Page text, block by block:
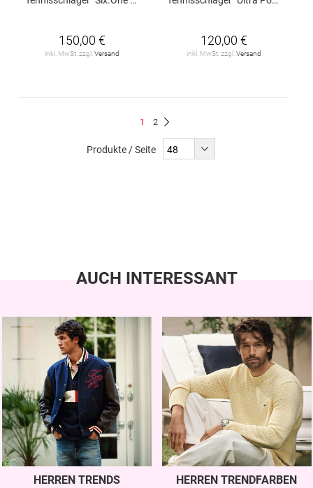
150,00 €
inkl. MwSt. zzgl. Versand
120,00 €
inkl. MwSt. zzgl. Versand
Du
gerade
1 Seite
2
Produkte / Seite
AUCH INTERESSANT
HERREN TRENDS HERREN TRENDFARBEN